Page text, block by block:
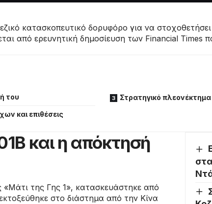
κατασκοπευτικό δορυφόρο για να στοχοθετήσει
από ερευνητική δημοσίευση των Financial Times
του
και επιθέσεις
Στρατηγικό πλεονέκτημα
και η απόκτησή
της Γης 1», κατασκευάστηκε από
στο διάστημα από την Κίνα